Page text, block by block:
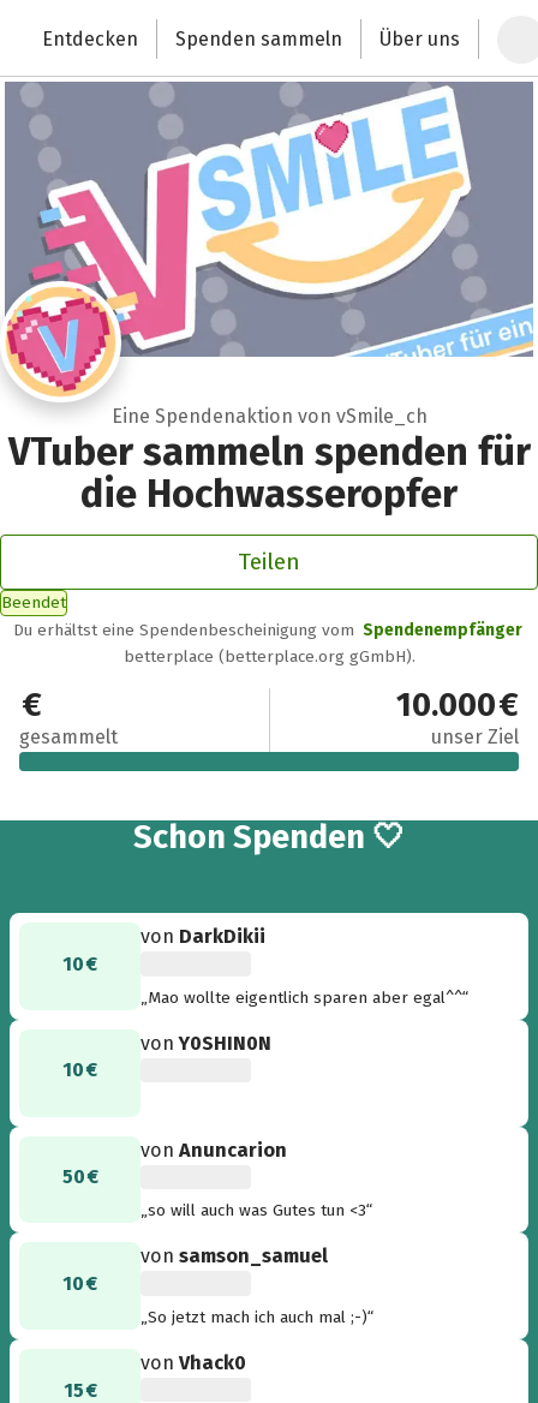
Deutschlands größte Spendenplattform
Entdecken Spenden sammeln Über uns
Eine Spendenaktion von vSmile_ch
VTuber sammeln spenden für
die Hochwasseropfer
Teilen
Beendet
Du erhältst eine Spendenbescheinigung vom Spendenempfänger
betterplace (betterplace.org gGmbH).
10.795 €
gesammelt
10.000 €
unser Ziel
Schon 261
Spenden 🤍
10 €
von DarkDikii
„Mao wollte eigentlich sparen aber egal^^“
10 €
vonY0SHIN0N
50 €
vonAnuncarion
„so will auch was Gutes tun <3“
10 €
vonsamson_samuel
„So jetzt mach ich auch mal ;-)“
15 €
vonVhack0